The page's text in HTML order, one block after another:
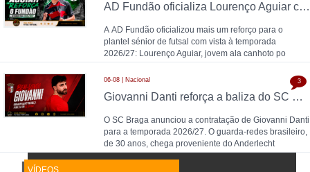
AD Fundão oficializa Lourenço Aguiar como reforço para 2026/27
A AD Fundão oficializou mais um reforço para o
plantel sénior de futsal com vista à temporada
2026/27: Lourenço Aguiar, jovem ala canhoto po
06-08 | Nacional
Giovanni Danti reforça a baliza do SC Braga
O SC Braga anunciou a contratação de Giovanni Danti
para a temporada 2026/27. O guarda-redes brasileiro,
de 30 anos, chega proveniente do Anderlecht
3
VÍDEOS